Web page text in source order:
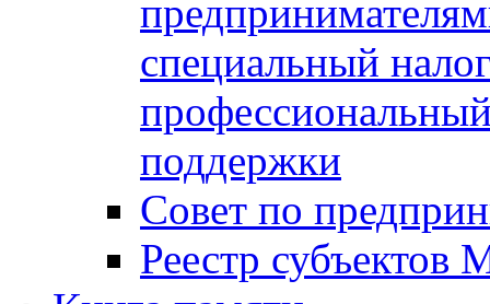
специальный
поддержки
Совет по
Реестр